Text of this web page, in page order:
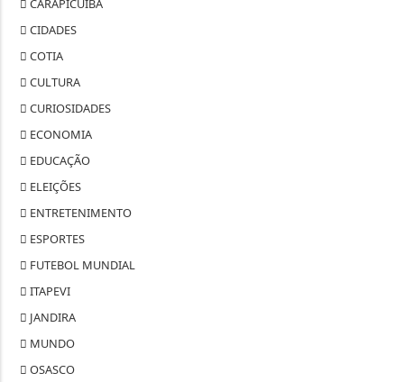
CARAPICUÍBA
CIDADES
COTIA
CULTURA
CURIOSIDADES
ECONOMIA
EDUCAÇÃO
ELEIÇÕES
ENTRETENIMENTO
ESPORTES
FUTEBOL MUNDIAL
ITAPEVI
JANDIRA
MUNDO
OSASCO